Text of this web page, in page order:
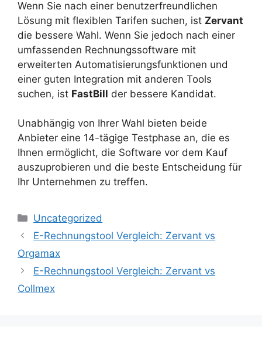
Wenn Sie nach einer benutzerfreundlichen
Lösung mit flexiblen Tarifen suchen, ist Zervant
die bessere Wahl. Wenn Sie jedoch nach einer
umfassenden Rechnungssoftware mit
erweiterten Automatisierungsfunktionen und
einer guten Integration mit anderen Tools
suchen, ist FastBill der bessere Kandidat.
Unabhängig von Ihrer Wahl bieten beide
Anbieter eine 14-tägige Testphase an, die es
Ihnen ermöglicht, die Software vor dem Kauf
auszuprobieren und die beste Entscheidung für
Ihr Unternehmen zu treffen.
Kategorien
Uncategorized
E-Rechnungstool Vergleich: Zervant vs
Orgamax
E-Rechnungstool Vergleich: Zervant vs
Collmex